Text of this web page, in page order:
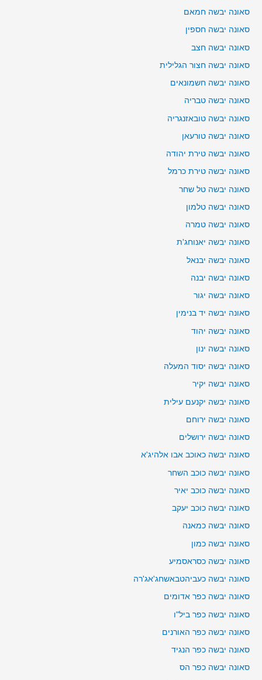
סאונה יבשה חמאם
סאונה יבשה חספין
סאונה יבשה חצב
סאונה יבשה חצור הגלילית
סאונה יבשה חשמונאים
סאונה יבשה טבריה
סאונה יבשה טובאזנגריה
סאונה יבשה טורעאן
סאונה יבשה טירת יהודה
סאונה יבשה טירת כרמל
סאונה יבשה טל שחר
סאונה יבשה טלמון
סאונה יבשה טמרה
סאונה יבשה יאנוחג'ת
סאונה יבשה יבנאל
סאונה יבשה יבנה
סאונה יבשה יגור
סאונה יבשה יד בנימין
סאונה יבשה יהוד
סאונה יבשה ינון
סאונה יבשה יסוד המעלה
סאונה יבשה יקיר
סאונה יבשה יקנעם עילית
סאונה יבשה ירוחם
סאונה יבשה ירושלים
סאונה יבשה כאוכב אבו אלהיג'א
סאונה יבשה כוכב השחר
סאונה יבשה כוכב יאיר
סאונה יבשה כוכב יעקב
סאונה יבשה כמאנה
סאונה יבשה כמון
סאונה יבשה כסראסמיע
סאונה יבשה כעביהטבאשחג'אג'רה
סאונה יבשה כפר אדומים
סאונה יבשה כפר ביל"ו
סאונה יבשה כפר האורנים
סאונה יבשה כפר הנגיד
סאונה יבשה כפר הס